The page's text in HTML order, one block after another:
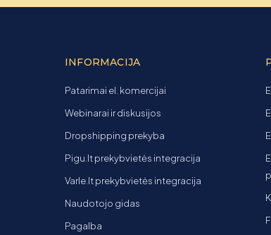
INFORMACIJA
Patarimai el. komercijai
Webinarai ir diskusijos
Dropshipping prekyba
Pigu.lt prekybvietės integracija
Varle.lt prekybvietės integracija
Naudotojo gidas
Pagalba